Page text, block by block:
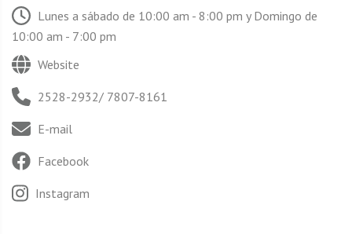
Lunes a sábado de 10:00 am - 8:00 pm y Domingo de
10:00 am - 7:00 pm
Website
2528-2932/ 7807-8161
E-mail
Facebook
Instagram